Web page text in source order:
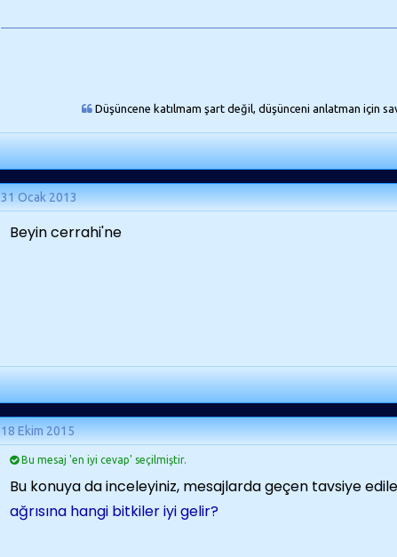
Düşüncene katılmam şart değil, düşünceni anlatman için
31 Ocak 2013
Beyin cerrahi'ne
18 Ekim 2015
Bu mesaj 'en iyi cevap' seçilmiştir.
Bu konuya da inceleyiniz, mesajlarda geçen tavsiye
ağrısına hangi bitkiler iyi gelir?